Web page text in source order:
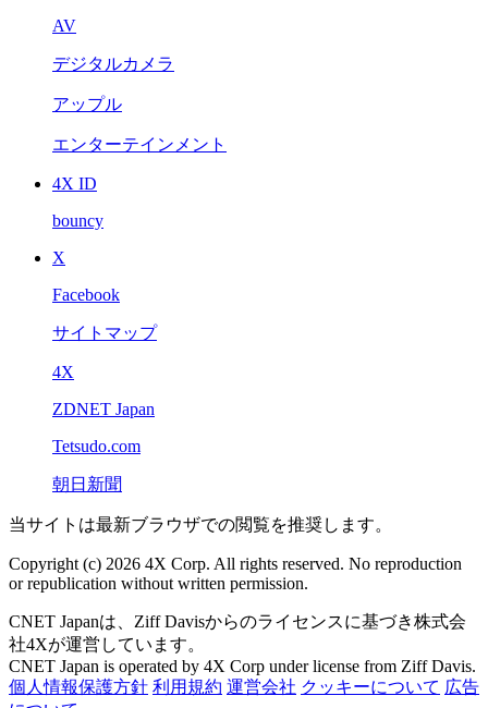
AV
デジタルカメラ
アップル
エンターテインメント
4X ID
bouncy
X
Facebook
サイトマップ
4X
ZDNET Japan
Tetsudo.com
朝日新聞
当サイトは最新ブラウザでの閲覧を推奨します。
Copyright (c) 2026 4X Corp. All rights reserved. No reproduction
or republication without written permission.
CNET Japanは、Ziff Davisからのライセンスに基づき株式会
社4Xが運営しています。
CNET Japan is operated by 4X Corp under license from Ziff Davis.
個人情報保護方針 利用規約 運営会社 クッキーについて 広告